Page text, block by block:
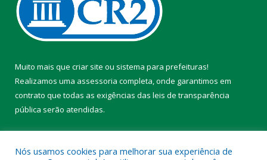
Muito mais que criar site ou sistema para prefeituras!
Realizamos uma assessoria completa, onde garantimos em
contrato que todas as exigências das leis de transparência
pública serão atendidas.
Nós usamos cookies para melhorar sua experiência de